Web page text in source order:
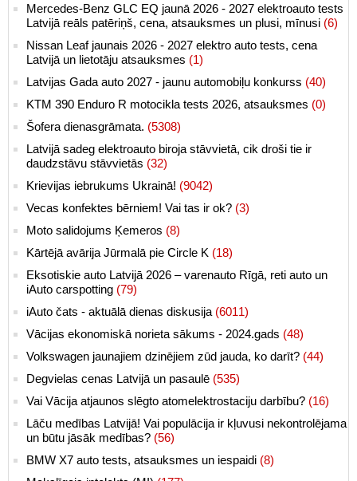
Mercedes-Benz GLC EQ jaunā 2026 - 2027 elektroauto tests
Latvijā reāls patēriņš, cena, atsauksmes un plusi, mīnusi (6)
Nissan Leaf jaunais 2026 - 2027 elektro auto tests, cena
Latvijā un lietotāju atsauksmes (1)
Latvijas Gada auto 2027 - jaunu automobiļu konkurss (40)
KTM 390 Enduro R motocikla tests 2026, atsauksmes (0)
Šofera dienasgrāmata. (5308)
Latvijā sadeg elektroauto biroja stāvvietā, cik droši tie ir
daudzstāvu stāvvietās (32)
Krievijas iebrukums Ukrainā! (9042)
Vecas konfektes bērniem! Vai tas ir ok? (3)
Moto salidojums Ķemeros (8)
Kārtējā avārija Jūrmalā pie Circle K (18)
Eksotiskie auto Latvijā 2026 – varenauto Rīgā, reti auto un
iAuto carspotting (79)
iAuto čats - aktuālā dienas diskusija (6011)
Vācijas ekonomiskā norieta sākums - 2024.gads (48)
Volkswagen jaunajiem dzinējiem zūd jauda, ko darīt? (44)
Degvielas cenas Latvijā un pasaulē (535)
Vai Vācija atjaunos slēgto atomelektrostaciju darbību? (16)
Lāču medības Latvijā! Vai populācija ir kļuvusi nekontrolējama
un būtu jāsāk medības? (56)
BMW X7 auto tests, atsauksmes un iespaidi (8)